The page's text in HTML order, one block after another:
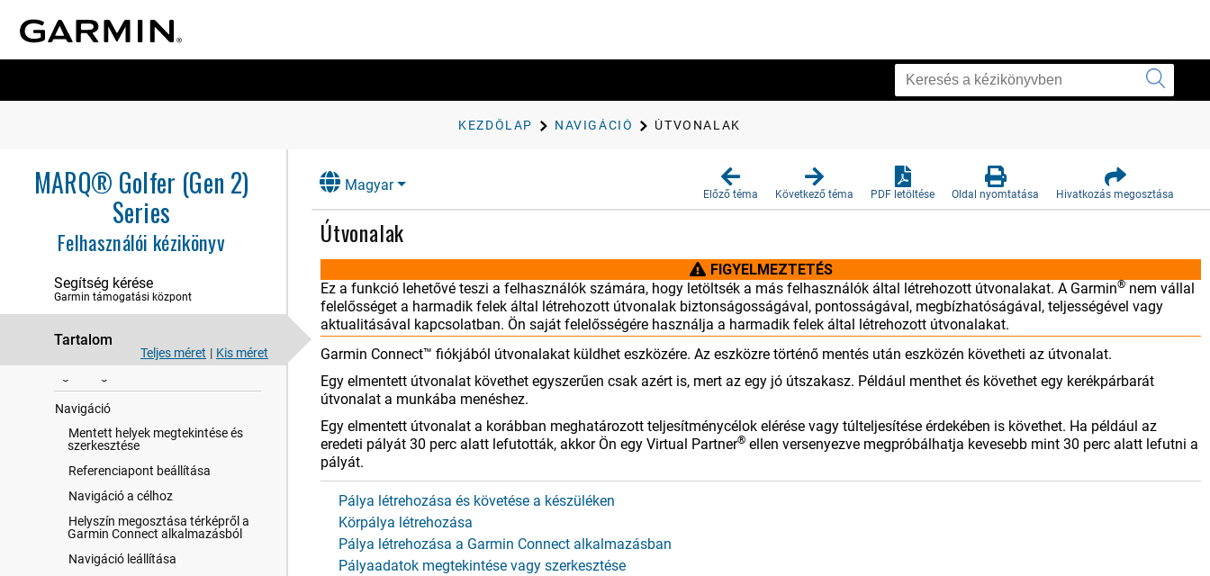
KEZDŐLAP NAVIGÁCIÓ ÚTVONALAK
MARQ® Golfer (Gen 2)
Series
Felhasználói kézikönyv
Segítség kérése
Garmin támogatási központ
Tartalom
Teljes méret | Kis méret
Tevékenységek és alkalmazások
Térkép
Felhasz​nálói profil
funkciók
Navigáció
Mentett helyek megtekintése és
szerkesztése
Referenciapont beállítása
Navigáció a célhoz
Helyszín megosztása térképről a
Garmin Connect alkalmazásból
Navigáció leállítása
Magyar
Előző téma Következő téma PDF letöltése Oldal nyomtatása Hivatkozás megosztása
Útvonalak
FIGYELMEZTETÉS
Ez a funkció lehetővé teszi a felhasználók számára, hogy letöltsék a más felhasználók által létrehozott útvonalakat. A Garmin® nem vállal
felelősséget a harmadik felek által létrehozott útvonalak biztonságosságával, pontosságával, megbízhatóságával, teljességével vagy
aktualitásával kapcsolatban. Ön saját felelősségére használja a harmadik felek által létrehozott útvonalakat.
Garmin Connect™ fiókjából útvonalakat küldhet eszközére. Az eszközre történő mentés után eszközén követheti az útvonalat.
Egy elmentett útvonalat követhet egyszerűen csak azért is, mert az egy jó útszakasz. Például menthet és követhet egy kerékpárbarát
útvonalat a munkába menéshez.
Egy elmentett útvonalat a korábban meghatározott teljesítménycélok elérése vagy túlteljesítése érdekében is követhet. Ha például az
eredeti pályát 30 perc alatt lefutották, akkor Ön egy Virtual Partner® ellen versenyezve megpróbálhatja kevesebb mint 30 perc alatt lefutni a
pályát.
Pálya létrehozása és követése a készüléken
Körpálya létrehozása
Pálya létrehozása a Garmin Connect alkalmazásban
Pályaadatok megtekintése vagy szerkesztése